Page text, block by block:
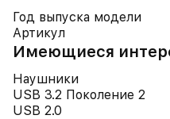
Год выпуска модели
Артикул
Имеющиеся
Наушники
USB 3.2 Поколение 2
USB 2.0